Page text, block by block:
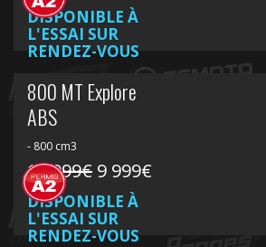
DISPONIBLE À
L'ESSAI SUR
RENDEZ-VOUS
800 MT Explore
ABS
- 800 cm3
10 999€ 9 999€
DISPONIBLE À
L'ESSAI SUR
RENDEZ-VOUS